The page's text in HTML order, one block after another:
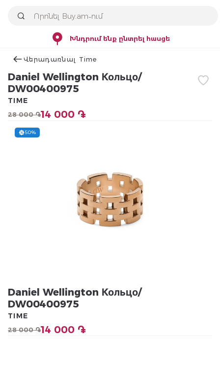
Խնդրում ենք ընտրել հասցե
Վերադառնալ Time
Daniel Wellington Кольцо/
DW00400975
28 000 ֏14 000 ֏
TIME
50%
Daniel Wellington Кольцо/
DW00400975
28 000 ֏14 000 ֏
TIME